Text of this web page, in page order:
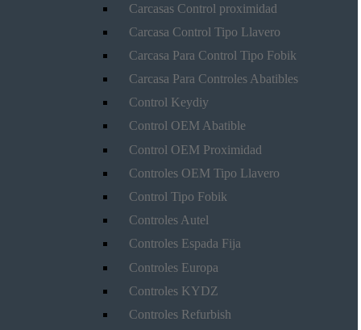
Carcasas Control proximidad
Carcasa Control Tipo Llavero
Carcasa Para Control Tipo Fobik
Carcasa Para Controles Abatibles
Control Keydiy
Control OEM Abatible
Control OEM Proximidad
Controles OEM Tipo Llavero
Control Tipo Fobik
Controles Autel
Controles Espada Fija
Controles Europa
Controles KYDZ
Controles Refurbish